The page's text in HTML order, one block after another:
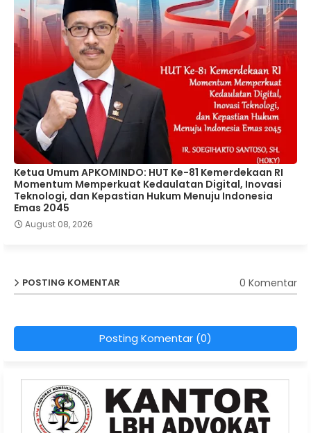
Ketua Umum APKOMINDO: HUT Ke-81 Kemerdekaan RI
Momentum Memperkuat Kedaulatan Digital, Inovasi
Teknologi, dan Kepastian Hukum Menuju Indonesia
Emas 2045
August 08, 2026
POSTING KOMENTAR 0 Komentar
Posting Komentar (0)